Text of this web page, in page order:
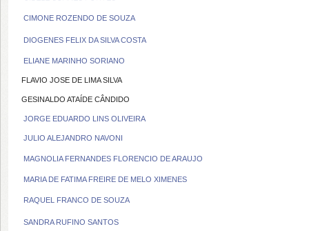
CIMONE ROZENDO DE SOUZA
DIOGENES FELIX DA SILVA COSTA
ELIANE MARINHO SORIANO
FLAVIO JOSE DE LIMA SILVA
GESINALDO ATAÍDE CÂNDIDO
JORGE EDUARDO LINS OLIVEIRA
JULIO ALEJANDRO NAVONI
MAGNOLIA FERNANDES FLORENCIO DE ARAUJO
MARIA DE FATIMA FREIRE DE MELO XIMENES
RAQUEL FRANCO DE SOUZA
SANDRA RUFINO SANTOS